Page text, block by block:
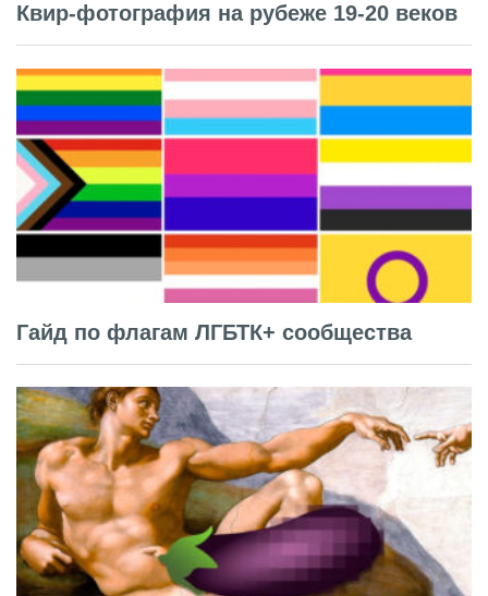
Квир-фотография на рубеже 19-20 веков
Гайд по флагам ЛГБТК+ сообщества